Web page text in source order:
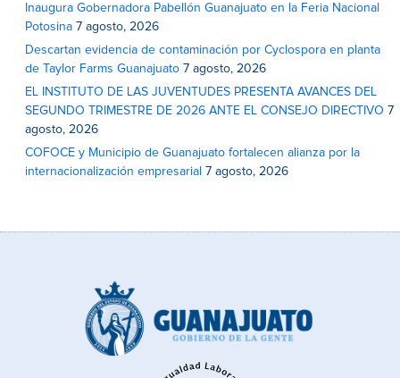
Inaugura Gobernadora Pabellón Guanajuato en la Feria Nacional
Potosina 7 agosto, 2026
Descartan evidencia de contaminación por Cyclospora en planta
de Taylor Farms Guanajuato 7 agosto, 2026
EL INSTITUTO DE LAS JUVENTUDES PRESENTA AVANCES DEL
SEGUNDO TRIMESTRE DE 2026 ANTE EL CONSEJO DIRECTIVO 7
agosto, 2026
COFOCE y Municipio de Guanajuato fortalecen alianza por la
internacionalización empresarial 7 agosto, 2026